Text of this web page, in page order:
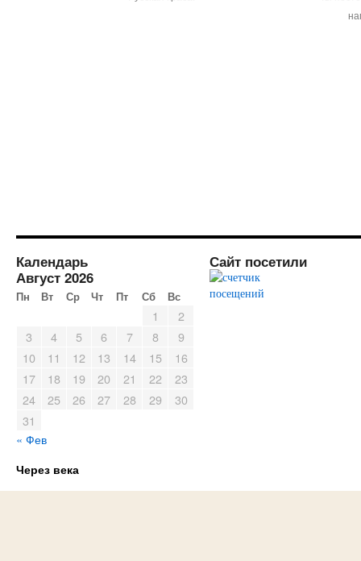
Календарь
Август 2026
Пн Вт Ср Чт Пт Сб Вс
1
2
3
4 5 6 7 8
9
10
11 12 13 14 15
16
17
18 19 20 21 22
23
24
25 26 27 28 29
30
31
« Фев
Сайт посетили
Через века